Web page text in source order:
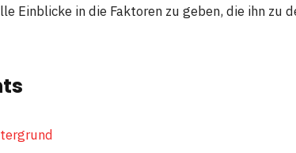
Einblicke in die Faktoren zu geben, die ihn zu